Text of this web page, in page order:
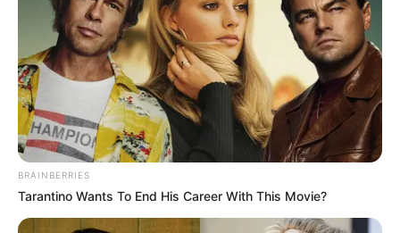
BRAINBERRIES
Tarantino Wants To End His Career With This Movie?